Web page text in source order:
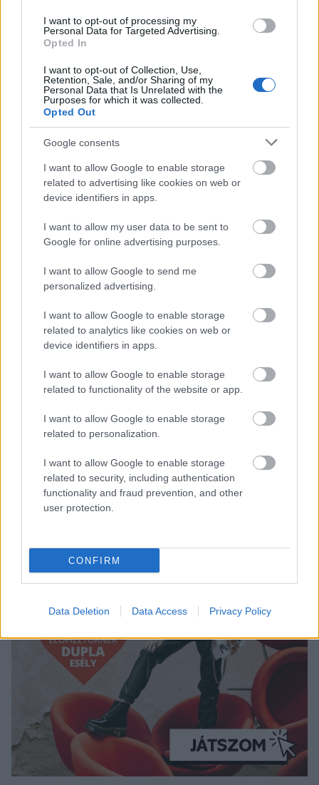
I want to opt-out of processing my
Personal Data for Targeted Advertising.
Opted In
I want to opt-out of Collection, Use,
Retention, Sale, and/or Sharing of my
Personal Data that Is Unrelated with the
Purposes for which it was collected.
Opted Out
Google consents
I want to allow Google to enable storage
related to advertising like cookies on web or
device identifiers in apps.
I want to allow my user data to be sent to
Google for online advertising purposes.
I want to allow Google to send me
personalized advertising.
I want to allow Google to enable storage
related to analytics like cookies on web or
device identifiers in apps.
I want to allow Google to enable storage
related to functionality of the website or app.
I want to allow Google to enable storage
related to personalization.
I want to allow Google to enable storage
related to security, including authentication
functionality and fraud prevention, and other
user protection.
CONFIRM
Data Deletion Data Access Privacy Policy
cannes-i filmfesztiválon
Idén azonban valószínűleg egy jóval
fesztivál hivatalos irányelvei szerint 2025-től a
meztelenség minden formája tilos, legyen szó